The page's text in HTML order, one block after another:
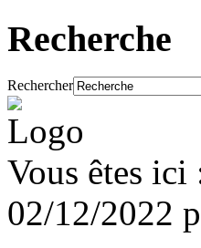
Recherche
Rechercher
Vous êtes ici
02/12/2022